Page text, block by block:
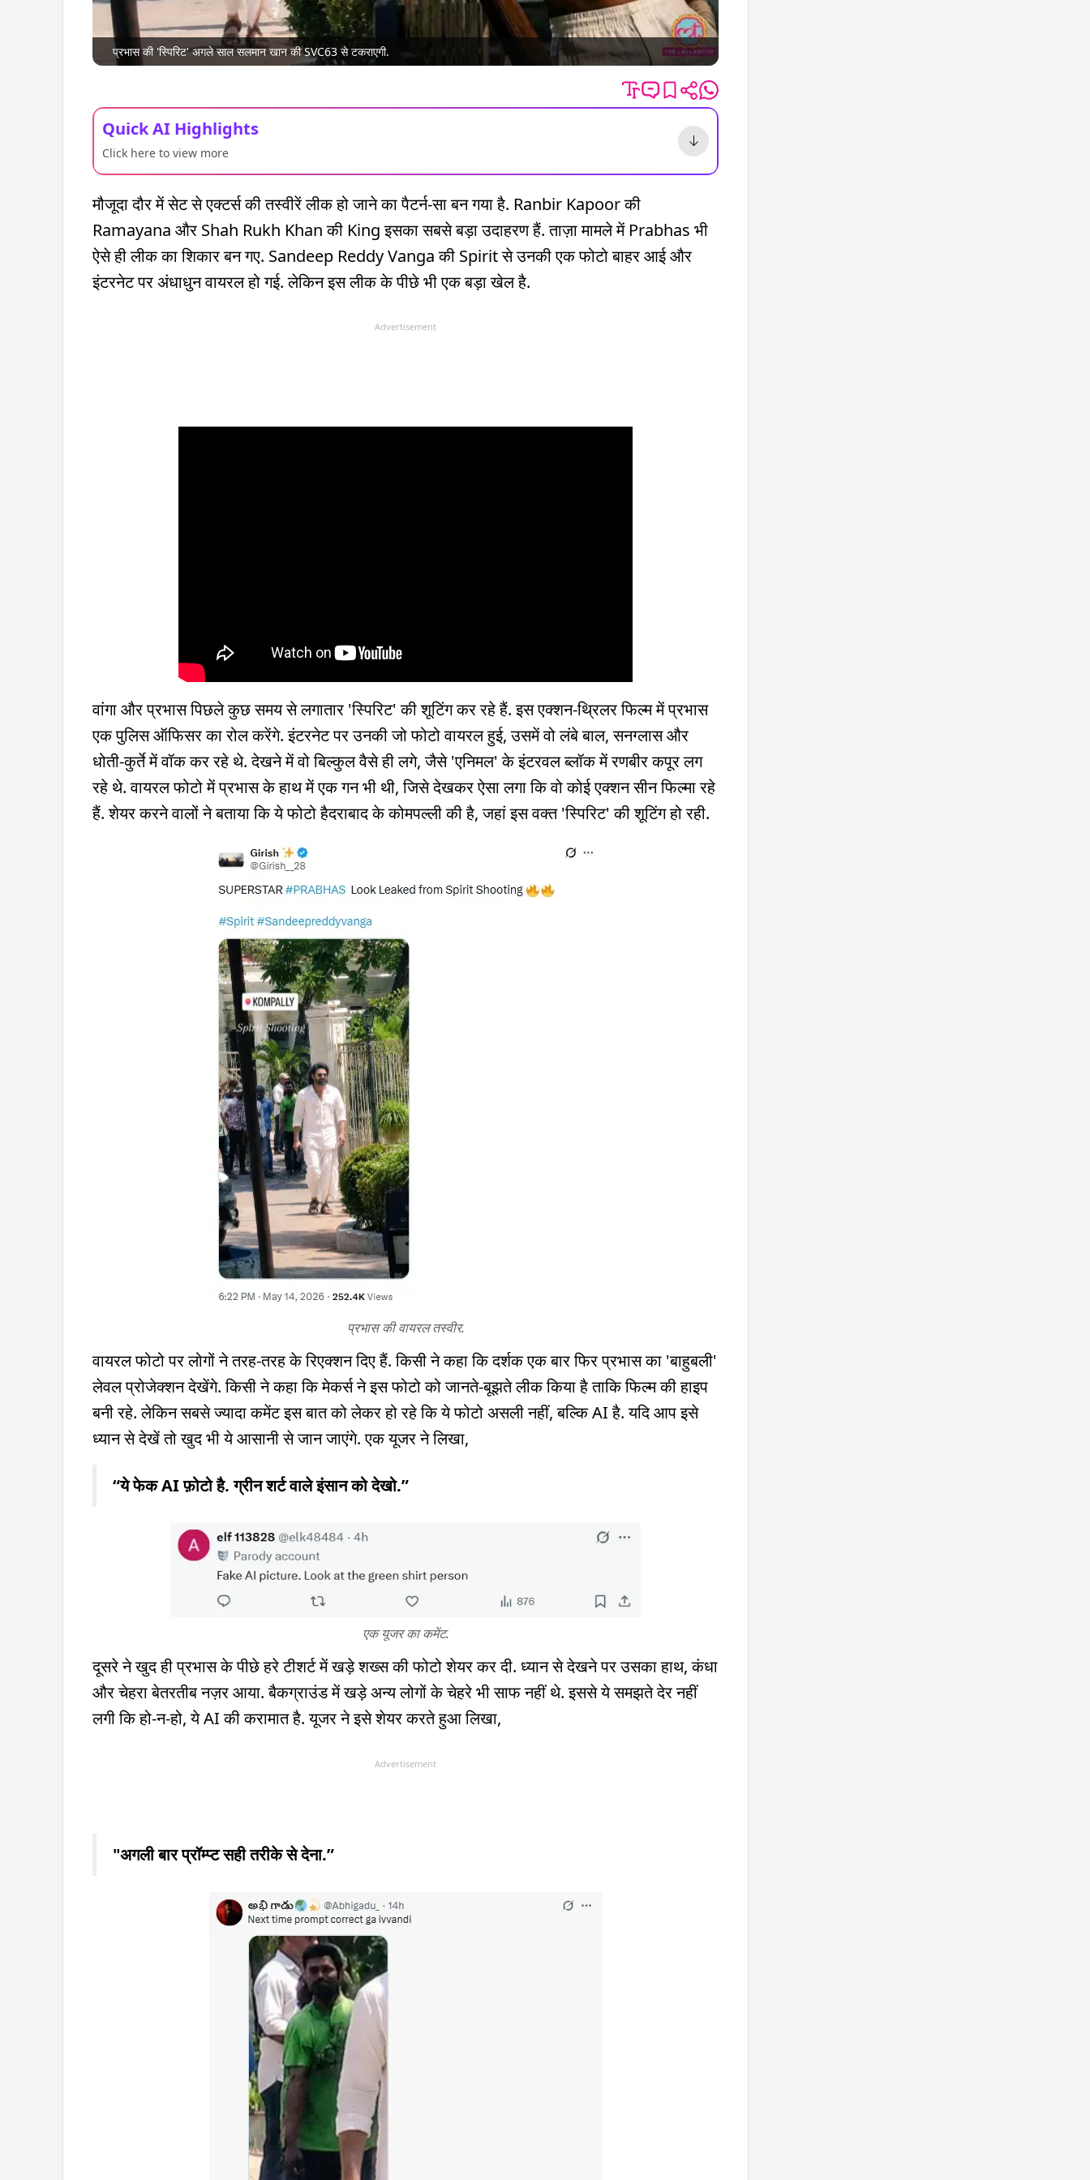
प्रभास की 'स्पिरिट' अगले साल सलमान खान की SVC63 से टकराएगी.
Quick AI Highlights
Click here to view more
मौजूदा दौर में सेट से एक्टर्स की तस्वीरें लीक हो जाने का पैटर्न-सा बन गया है. Ranbir Kapoor की
Ramayana और Shah Rukh Khan की King इसका सबसे बड़ा उदाहरण हैं. ताज़ा मामले में Prabhas भी
ऐसे ही लीक का शिकार बन गए. Sandeep Reddy Vanga की Spirit से उनकी एक फोटो बाहर आई और
इंटरनेट पर अंधाधुन वायरल हो गई. लेकिन इस लीक के पीछे भी एक बड़ा खेल है.
Advertisement
वांगा और प्रभास पिछले कुछ समय से लगातार 'स्पिरिट' की शूटिंग कर रहे हैं. इस एक्शन-थ्रिलर फिल्म में प्रभास
एक पुलिस ऑफिसर का रोल करेंगे. इंटरनेट पर उनकी जो फोटो वायरल हुई, उसमें वो लंबे बाल, सनग्लास और
धोती-कुर्ते में वॉक कर रहे थे. देखने में वो बिल्कुल वैसे ही लगे, जैसे 'एनिमल' के इंटरवल ब्लॉक में रणबीर कपूर लग
रहे थे. वायरल फोटो में प्रभास के हाथ में एक गन भी थी, जिसे देखकर ऐसा लगा कि वो कोई एक्शन सीन फिल्मा रहे
हैं. शेयर करने वालों ने बताया कि ये फोटो हैदराबाद के कोमपल्ली की है, जहां इस वक्त 'स्पिरिट' की शूटिंग हो रही.
प्रभास की वायरल तस्वीर.
वायरल फोटो पर लोगों ने तरह-तरह के रिएक्शन दिए हैं. किसी ने कहा कि दर्शक एक बार फिर प्रभास का 'बाहुबली'
लेवल प्रोजेक्शन देखेंगे. किसी ने कहा कि मेकर्स ने इस फोटो को जानते-बूझते लीक किया है ताकि फिल्म की हाइप
बनी रहे. लेकिन सबसे ज्यादा कमेंट इस बात को लेकर हो रहे कि ये फोटो असली नहीं, बल्कि AI है. यदि आप इसे
ध्यान से देखें तो खुद भी ये आसानी से जान जाएंगे. एक यूजर ने लिखा,
“ये फेक AI फ़ोटो है. ग्रीन शर्ट वाले इंसान को देखो.”
एक यूजर का कमेंट.
दूसरे ने खुद ही प्रभास के पीछे हरे टीशर्ट में खड़े शख्स की फोटो शेयर कर दी. ध्यान से देखने पर उसका हाथ, कंधा
और चेहरा बेतरतीब नज़र आया. बैकग्राउंड में खड़े अन्य लोगों के चेहरे भी साफ नहीं थे. इससे ये समझते देर नहीं
लगी कि हो-न-हो, ये AI की करामात है. यूजर ने इसे शेयर करते हुआ लिखा,
Advertisement
"अगली बार प्रॉम्प्ट सही तरीके से देना.”